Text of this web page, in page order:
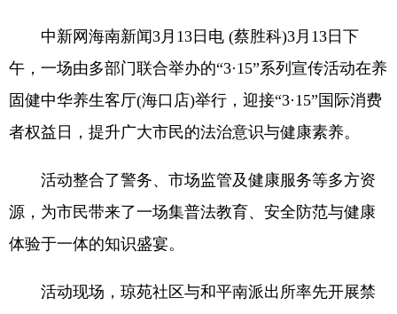
中新网海南新闻3月13日电 (蔡胜科)3月13日下
午，一场由多部门联合举办的“3·15”系列宣传活动在养
固健中华养生客厅(海口店)举行，迎接“3·15”国际消费
者权益日，提升广大市民的法治意识与健康素养。
活动整合了警务、市场监管及健康服务等多方资
源，为市民带来了一场集普法教育、安全防范与健康
体验于一体的知识盛宴。
活动现场，琼苑社区与和平南派出所率先开展禁